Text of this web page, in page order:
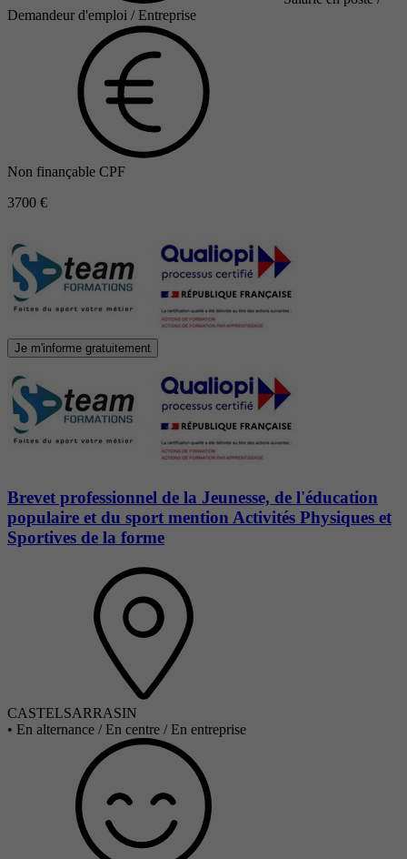
Demandeur d'emploi / Entreprise
Non finançable CPF
3700 €
Je m'informe gratuitement
Brevet professionnel de la Jeunesse, de l'éducation
populaire et du sport mention Activités Physiques et
Sportives de la forme
CASTELSARRASIN
• En alternance / En centre / En entreprise